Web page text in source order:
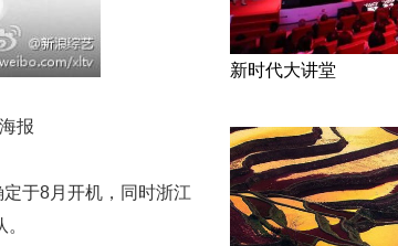
报
于8月开机，同时浙江
新时代大讲堂